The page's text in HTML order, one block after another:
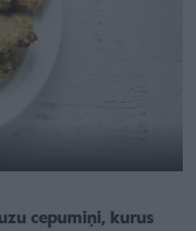
cepumiņi, kurus